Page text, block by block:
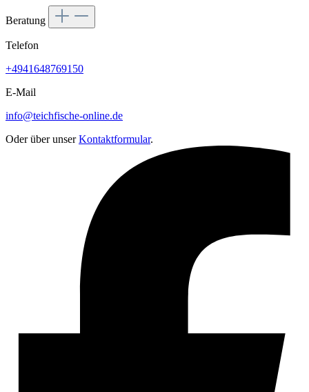
Beratung
Telefon
+4941648769150
E-Mail
info@teichfische-online.de
Oder über unserKontaktformular.